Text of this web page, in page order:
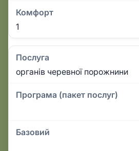
Комфорт
1
Послуга
органів черевної порожнини
Програма (пакет послуг)
Базовий